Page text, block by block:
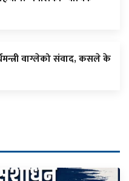
वाग्लेको संवाद, कसले के